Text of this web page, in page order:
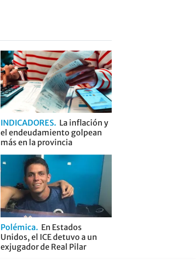
INDICADORES
La inflación y
el endeudamiento golpean
más en la provincia
Polémica
En Estados
Unidos, el ICE detuvo a un
exjugador de Real Pilar